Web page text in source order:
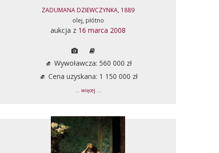
ZADUMANA DZIEWCZYNKA, 1889
olej, płótno
aukcja z 16 marca 2008
Wywoławcza: 560 000 zł
Cena uzyskana: 1 150 000 zł
... więcej ...